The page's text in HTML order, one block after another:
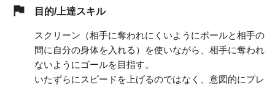
目的/上達スキル
スクリーン（相手に奪われにくいようにボールと相手の
間に自分の身体を入れる）を使いながら、相手に奪われ
ないようにゴールを目指す。
いたずらにスピードを上げるのではなく、意図的にプレ